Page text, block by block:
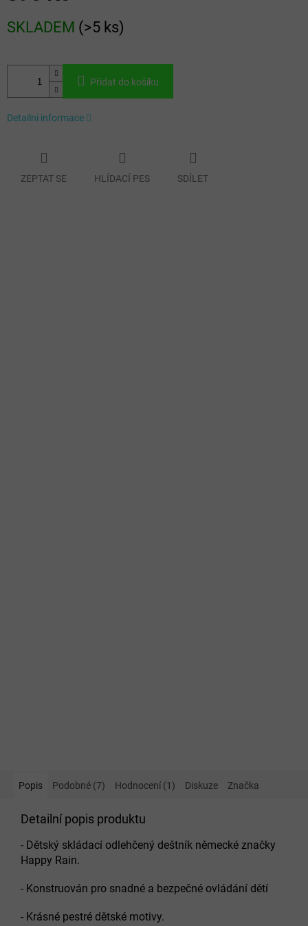
cena:
SKLADEM (>5 ks)
Přidat do košíku
Detailní informace
ZEPTAT SE HLÍDACÍ PES SDÍLET
Popis Podobné (7) Hodnocení (1) Diskuze Značka
Detailní popis produktu
- Dětský skládací odlehčený deštník německé značky
Happy Rain.
- Konstruován pro snadné a bezpečné ovládání dětí
- Krásné pestré dětské motivy.